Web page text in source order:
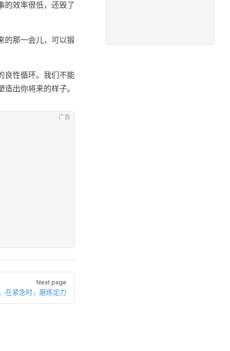
的效率很低，还毁了
的那一会儿，可以锻
良性循环。我们不能
出你将来的样子。
广告
Next page
在紧急时，磨练定力